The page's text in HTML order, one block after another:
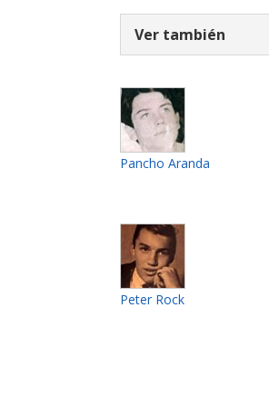
Ver también
Pancho Aranda
Peter Rock